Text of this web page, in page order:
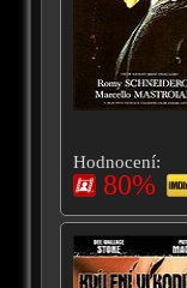
Hodnocení:
80%